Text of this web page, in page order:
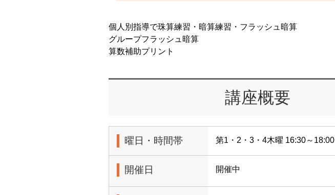
個人別指導で珠算練習・暗算練習・フラッシュ暗算
グループフラッシュ暗算
算数補助プリント
講座概要
曜日・時間帯 第1・2・3・4木曜 16:30～18:00
開催日 開催中